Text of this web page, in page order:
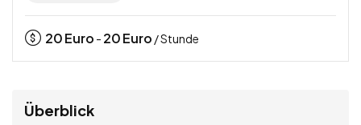
20Euro - 20Euro / Stunde
Überblick